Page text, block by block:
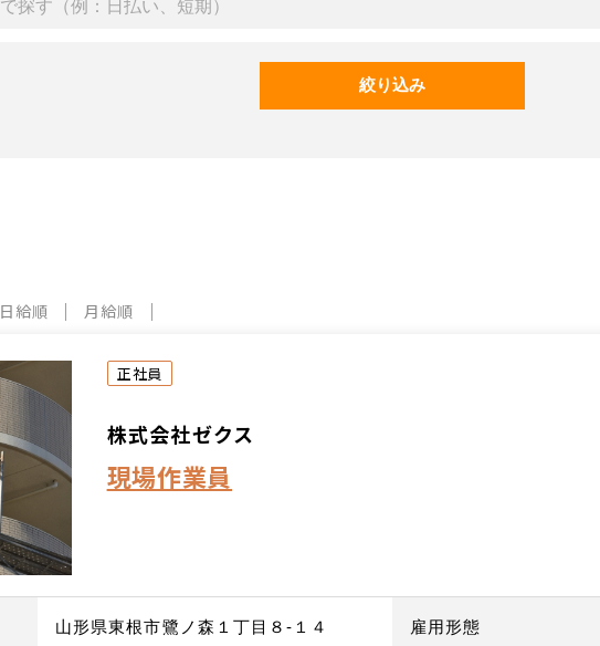
日給順 月給順
正社員
株式会社ゼクス
現場作業員
山形県東根市鷺ノ森１丁目８-１４ 雇用形態